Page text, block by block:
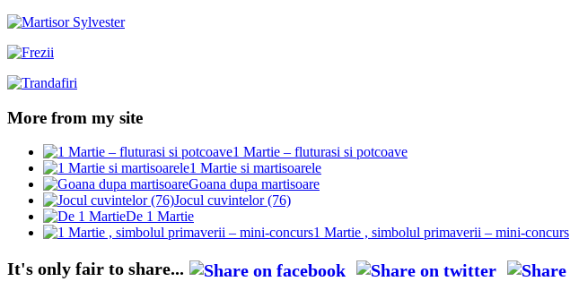
More from my site
1 Martie – fluturasi si potcoave
1 Martie si martisoarele
Goana dupa martisoare
Jocul cuvintelor (76)
De 1 Martie
1 Martie , simbolul primaverii – mini-concurs
It's only fair to share...